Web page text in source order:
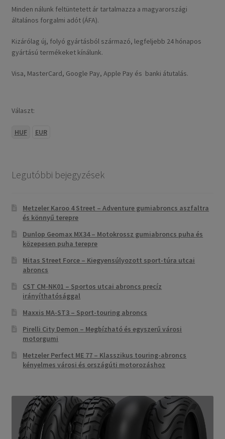
Minden nálunk feltüntetett ár tartalmazza a magyarországi
általános forgalmi adót (ÁFA).
Kizárólag új, folyó gyártásból származó, legfeljebb 24 hónapos
gyártású termékeket kínálunk.
Visa, MasterCard, Google Pay, Apple Pay és banki átutalás.
Választ:
HUF EUR
Legutóbbi bejegyzések
Metzeler Karoo 4 Street – Adventure gumiabroncs aszfaltra
és könnyű terepre
Dunlop Geomax MX34 – Motokrossz gumiabroncs puha és
közepesen puha terepre
Mitas Street Force – Kiegyensúlyozott sport-túra utcai
abroncs
CST CM-NK01 – Sportos utcai abroncs precíz
irányíthatósággal
Maxxis MA-ST3 – Sport-touring abroncs
Pirelli City Demon – Megbízható és egyszerű városi
motorgumi
Metzeler Perfect ME 77 – Klasszikus touring-abroncs
kényelmes városi és országúti motorozáshoz